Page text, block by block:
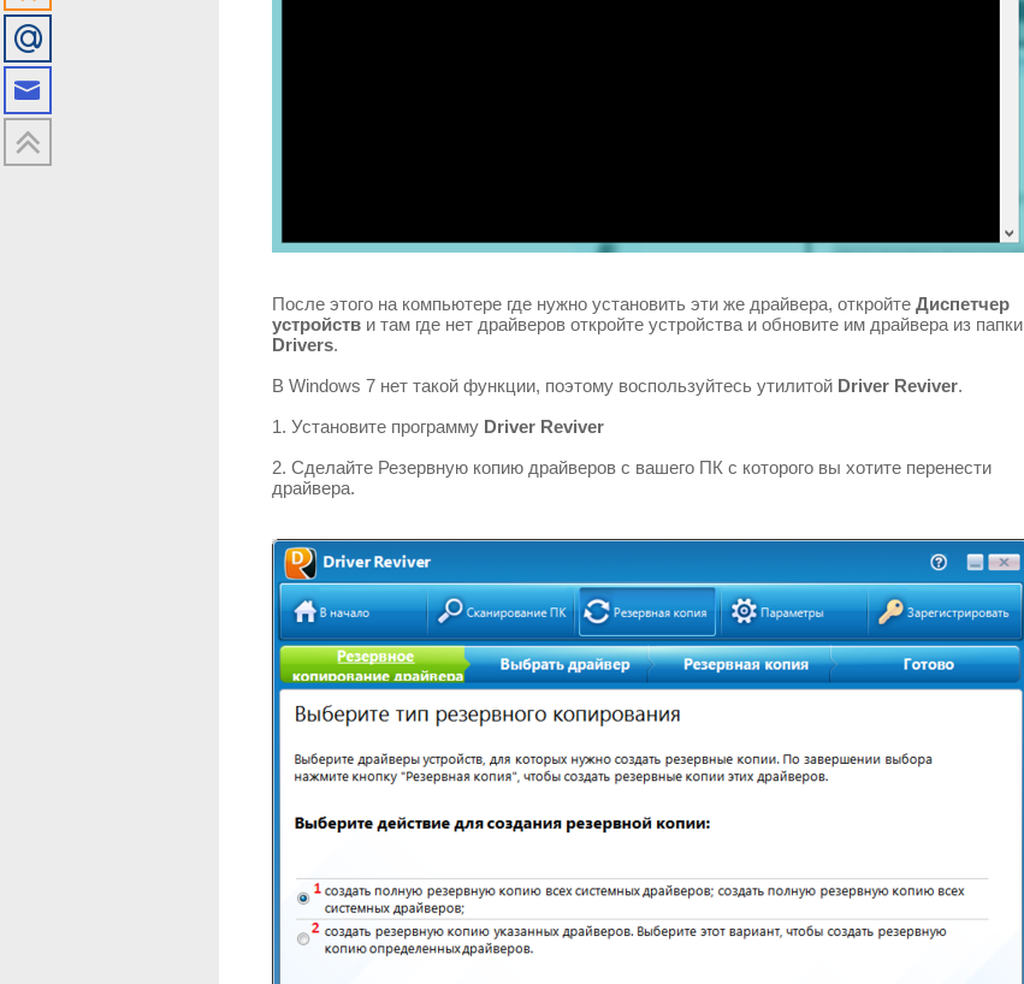
После этого на компьютере где нужно установить эти же драйвера, откройте Диспетчер
устройств и там где нет драйверов откройте устройства и обновите им драйвера из папки
Drivers.
В Windows 7 нет такой функции, поэтому воспользуйтесь утилитой Driver Reviver.
1. Установите программу Driver Reviver
2. Сделайте Резервную копию драйверов с вашего ПК с которого вы хотите перенести
драйвера.